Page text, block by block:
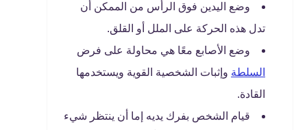
وضع اليدين فوق الرأس من الممكن أن
تدل هذه الحركة على الملل أو القلق.
وضع الأصابع معًا هي محاولة على فرض
السلطة وإثبات الشخصية القوية ويستخدمها
القادة.
قيام الشخص بفرك يديه إما أن ينتظر شيء